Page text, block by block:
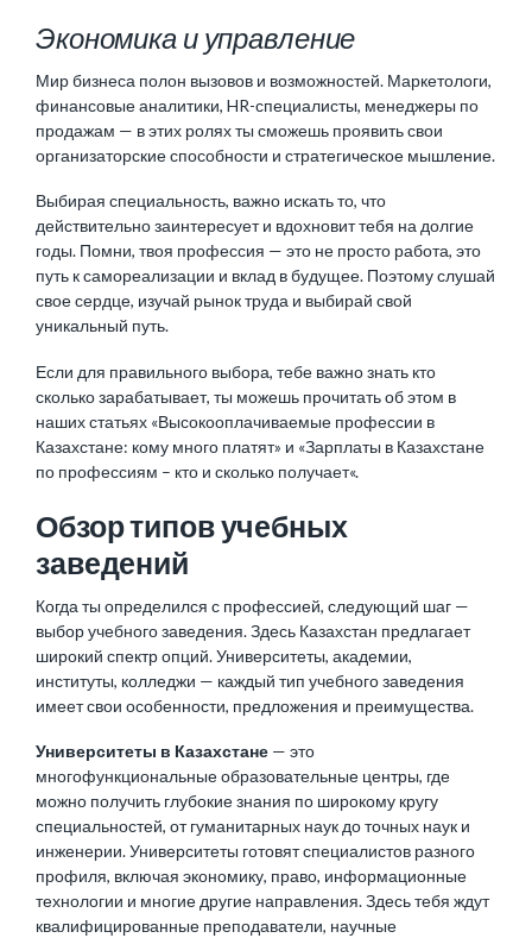
Экономика и управление
Мир бизнеса полон вызовов и возможностей. Маркетологи,
финансовые аналитики, HR-специалисты, менеджеры по
продажам — в этих ролях ты сможешь проявить свои
организаторские способности и стратегическое мышление.
Выбирая специальность, важно искать то, что
действительно заинтересует и вдохновит тебя на долгие
годы. Помни, твоя профессия — это не просто работа, это
путь к самореализации и вклад в будущее. Поэтому слушай
свое сердце, изучай рынок труда и выбирай свой
уникальный путь.
Если для правильного выбора, тебе важно знать кто
сколько зарабатывает, ты можешь прочитать об этом в
наших статьях «Высокооплачиваемые профессии в
Казахстане: кому много платят» и «Зарплаты в Казахстане
по профессиям – кто и сколько получает«.
Обзор типов учебных
заведений
Когда ты определился с профессией, следующий шаг —
выбор учебного заведения. Здесь Казахстан предлагает
широкий спектр опций. Университеты, академии,
институты, колледжи — каждый тип учебного заведения
имеет свои особенности, предложения и преимущества.
Университеты в Казахстане — это
многофункциональные образовательные центры, где
можно получить глубокие знания по широкому кругу
специальностей, от гуманитарных наук до точных наук и
инженерии. Университеты готовят специалистов разного
профиля, включая экономику, право, информационные
технологии и многие другие направления. Здесь тебя ждут
квалифицированные преподаватели, научные